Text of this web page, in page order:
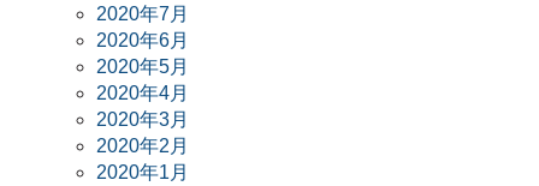
2020年7月
2020年6月
2020年5月
2020年4月
2020年3月
2020年2月
2020年1月